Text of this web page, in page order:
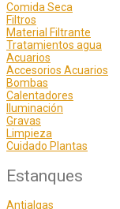
Comida Seca
Filtros
Material Filtrante
Tratamientos agua
Acuarios
Accesorios Acuarios
Bombas
Calentadores
Iluminación
Gravas
Limpieza
Cuidado Plantas
Estanques
Antialgas